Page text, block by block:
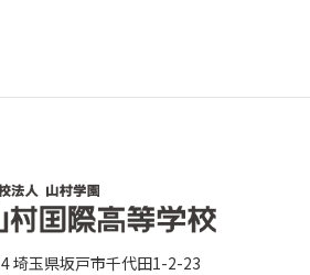
埼玉県坂戸市千代田1-2-23